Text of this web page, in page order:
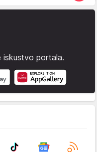
iskustvo portala.